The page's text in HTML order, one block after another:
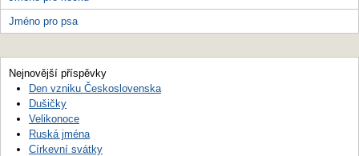
Jméno pro psa
Nejnovější příspěvky
Den vzniku Československa
Dušičky
Velikonoce
Ruská jména
Církevní svátky